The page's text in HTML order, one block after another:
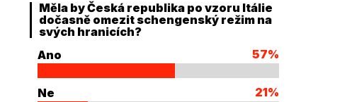
Měla by Česká republika po vzoru Itálie
dočasně omezit schengenský režim na
svých hranicích?
Ano
57%
Ne 21%